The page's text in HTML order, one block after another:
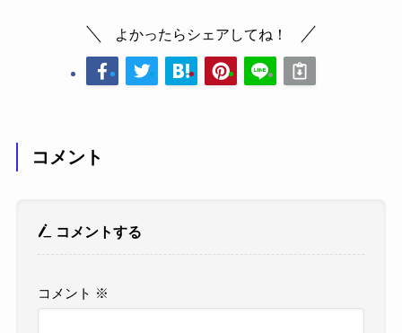
よかったらシェアしてね！
コメント
コメントする
コメント ※